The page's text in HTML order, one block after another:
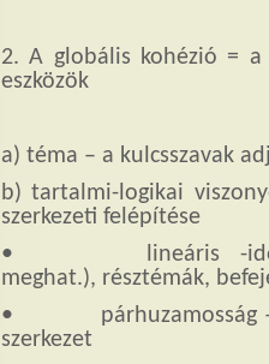
2. A globális kohézió = a
eszközök
a) téma – a kulcsszavak
b) tartalmi-logikai
szerkezeti felépítése
• lineáris -időbeli,
meghat.), résztémák,
• párhuzamosság –
szerkezet